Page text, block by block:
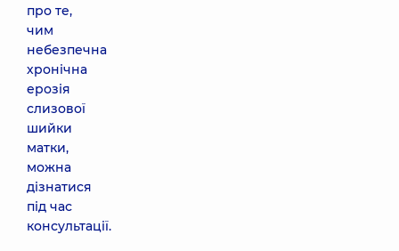
про те,
чим
небезпечна
хронічна
ерозія
слизової
шийки
матки,
можна
дізнатися
під час
консультації.